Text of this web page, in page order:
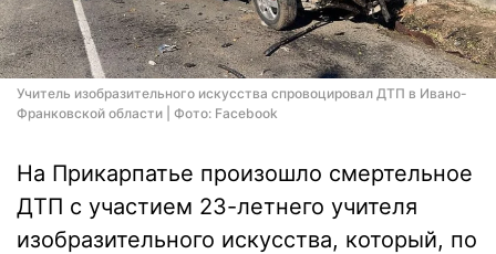
Учитель изобразительного искусства спровоцировал ДТП в Ивано-
Франковской области | Фото: Facebook
На Прикарпатье произошло смертельное
ДТП с участием 23-летнего учителя
изобразительного искусства, который, по